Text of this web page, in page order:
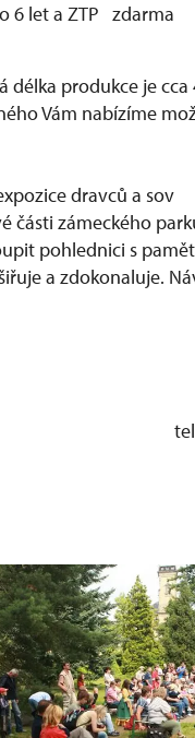
6 let a ZTP zdarma
délka produkce je
Vám nabízíme
dravců a sov
části zámeckého
pohlednici s
a zdokonaluje.